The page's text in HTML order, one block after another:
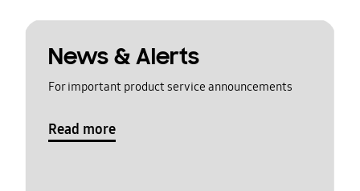
News & Alerts
For important product service announcements
Read more